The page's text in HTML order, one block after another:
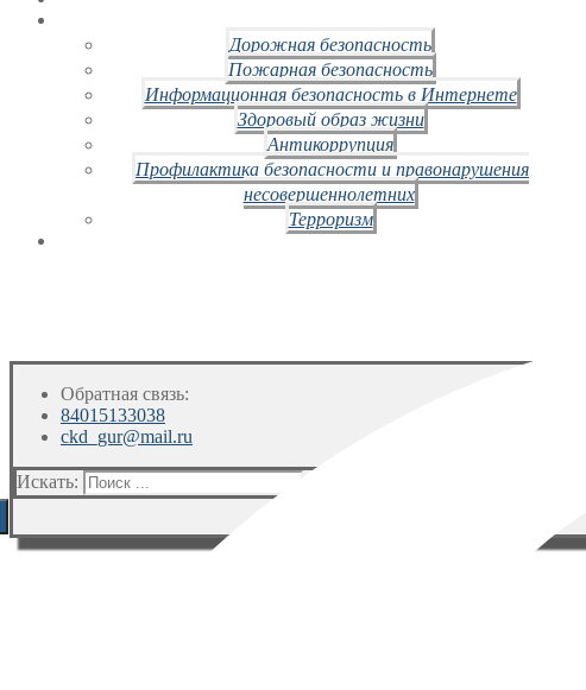
Дорожная безопасность
Пожарная безопасность
Информационная безопасность в Интернете
Здоровый образ жизни
Антикоррупция
Профилактика безопасности и правонарушения
несовершеннолетних
Терроризм
Обратная связь:
84015133038
ckd_gur@mail.ru
Искать: